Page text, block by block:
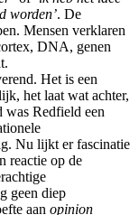
worden’. De
Mensen verklaren
DNA, genen
Het is een
het laat wat achter,
was Redfield een
Nu lijkt er fascinatie
reactie op de
geen diep
aan opinion